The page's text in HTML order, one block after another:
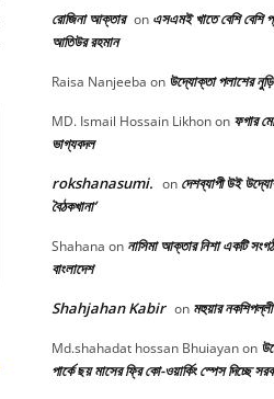
রোজিনা আক্তার on এসএমই খাতে বেশি
আতিউর রহমান
Raisa Nanjeeba on উদ্যোক্তা পলাশের নুড়ি
MD. Ismail Hossain Likhonon ফগার
ভাগ্যবদল
rokshanasumi. on দেশব্যাপী উই
বৈঠকখানা’
Shahana on নাসিমা আক্তার নিশা একটি
বাংলাদেশ
Shahjahan Kabir on মহুয়ার নকশিপল্লী
Md.shahadat hossan Bhuiayanon
পার্কে ছয় মাসের ফ্রি কো-ওয়ার্কিং স্পেস দিচ্ছে